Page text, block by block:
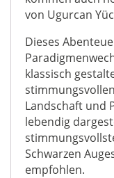
von Ugurcan
Dieses
klassisch
Landschaft und
lebendig
Schwarzen
empfohlen.